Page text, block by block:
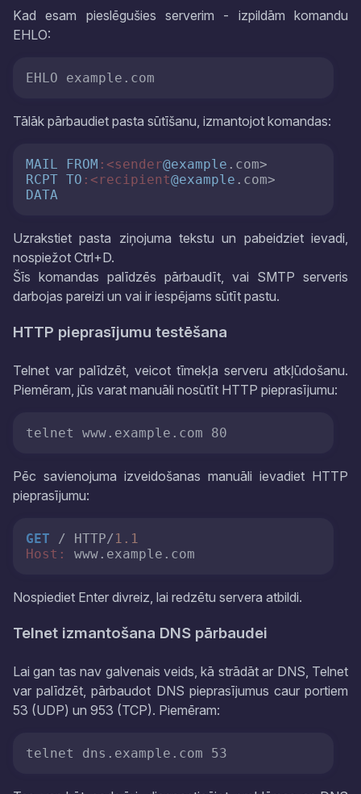
Kad esam pieslēgušies serverim - izpildām komandu
EHLO:
EHLO example.com
Tālāk pārbaudiet pasta sūtīšanu, izmantojot komandas:
MAIL FROM :<sender@example
RCPT TO :<recipient@example
DATA
Uzrakstiet pasta ziņojuma tekstu un pabeidziet ievadi,
nospiežot Ctrl+D.
Šīs komandas palīdzēs pārbaudīt, vai SMTP serveris
darbojas pareizi un vai ir iespējams sūtīt pastu.
HTTP pieprasījumu testēšana
Telnet var palīdzēt, veicot tīmekļa serveru atkļūdošanu.
Piemēram, jūs varat manuāli nosūtīt HTTP pieprasījumu:
telnet www.example.com 80
Pēc savienojuma izveidošanas manuāli ievadiet HTTP
pieprasījumu:
GET / HTTP/1.1
Host:
Nospiediet Enter divreiz, lai redzētu servera atbildi.
Telnet izmantošana DNS pārbaudei
Lai gan tas nav galvenais veids, kā strādāt ar DNS, Telnet
var palīdzēt, pārbaudot DNS pieprasījumus caur portiem
53 (UDP) un 953 (TCP). Piemēram:
telnet dns.example.com 53